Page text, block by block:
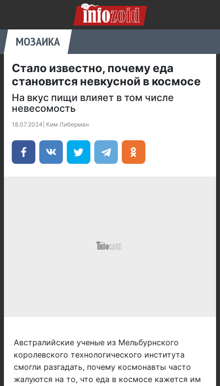
МОЗАИКА
Стало известно, почему еда
становится невкусной в космосе
На вкус пищи влияет в том числе
невесомость
18.07.2024 Ким Либерман
Австралийские ученые из Мельбурнского
королевского технологического института
смогли разгадать, почему космонавты часто
жалуются на то, что еда в космосе кажется им